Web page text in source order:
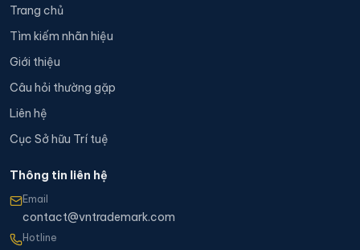
Trang chủ
Tìm kiếm nhãn hiệu
Giới thiệu
Câu hỏi thường gặp
Liên hệ
Cục Sở hữu Trí tuệ
Thông tin liên hệ
Email
contact@vntrademark.com
Hotline